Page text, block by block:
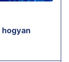
hogyan